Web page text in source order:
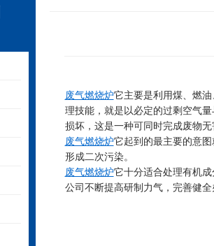
废气燃烧炉它主要是利用煤、燃
理技能，就是以必定的过剩空气
损坏，这是一种可同时完成废物
废气燃烧炉它起到的最主要的意
形成二次污染。
废气燃烧炉它十分适合处理有机
公司不断提高研制力气，完善健